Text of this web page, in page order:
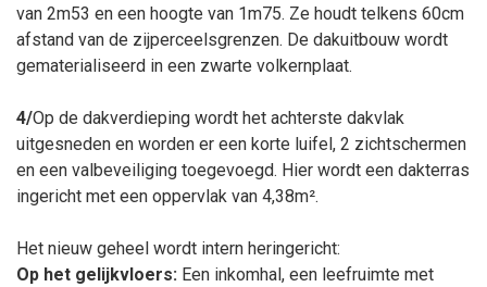
van 2m53 en een hoogte van 1m75. Ze houdt telkens 60cm
afstand van de zijperceelsgrenzen. De dakuitbouw wordt
gematerialiseerd in een zwarte volkernplaat.
4/Op de dakverdieping wordt het achterste dakvlak
uitgesneden en worden er een korte luifel, 2 zichtschermen
en een valbeveiliging toegevoegd. Hier wordt een dakterras
ingericht met een oppervlak van 4,38m².
Het nieuw geheel wordt intern heringericht:
Op het gelijkvloers: Een inkomhal, een leefruimte met